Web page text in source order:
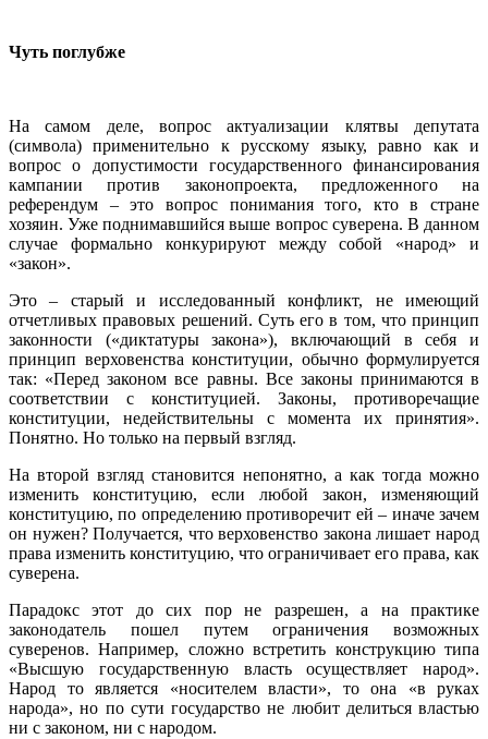
Чуть поглубже
На самом деле, вопрос актуализации клятвы депутата
(символа) применительно к русскому языку, равно как и
вопрос о допустимости государственного финансирования
кампании против законопроекта, предложенного на
референдум – это вопрос понимания того, кто в стране
хозяин. Уже поднимавшийся выше вопрос суверена. В данном
случае формально конкурируют между собой «народ» и
«закон».
Это – старый и исследованный конфликт, не имеющий
отчетливых правовых решений. Суть его в том, что принцип
законности («диктатуры закона»), включающий в себя и
принцип верховенства конституции, обычно формулируется
так: «Перед законом все равны. Все законы принимаются в
соответствии с конституцией. Законы, противоречащие
конституции, недействительны с момента их принятия».
Понятно. Но только на первый взгляд.
На второй взгляд становится непонятно, а как тогда можно
изменить конституцию, если любой закон, изменяющий
конституцию, по определению противоречит ей – иначе зачем
он нужен? Получается, что верховенство закона лишает народ
права изменить конституцию, что ограничивает его права, как
суверена.
Парадокс этот до сих пор не разрешен, а на практике
законодатель пошел путем ограничения возможных
суверенов. Например, сложно встретить конструкцию типа
«Высшую государственную власть осуществляет народ».
Народ то является «носителем власти», то она «в руках
народа», но по сути государство не любит делиться властью
ни с законом, ни с народом.